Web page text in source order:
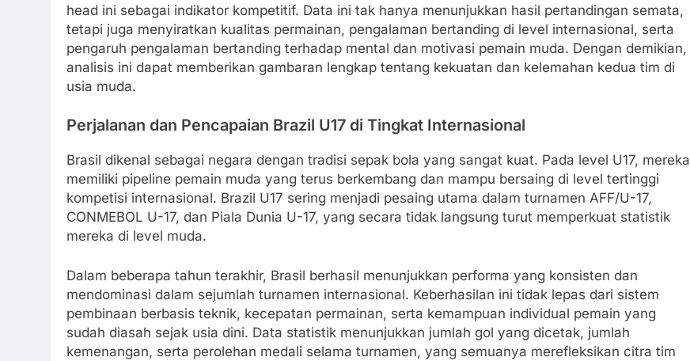
head ini sebagai indikator kompetitif. Data ini tak hanya menunjukkan hasil pertandingan semata,
tetapi juga menyiratkan kualitas permainan, pengalaman bertanding di level internasional, serta
pengaruh pengalaman bertanding terhadap mental dan motivasi pemain muda. Dengan demikian,
analisis ini dapat memberikan gambaran lengkap tentang kekuatan dan kelemahan kedua tim di
usia muda.
Perjalanan dan Pencapaian Brazil U17 di Tingkat Internasional
Brasil dikenal sebagai negara dengan tradisi sepak bola yang sangat kuat. Pada level U17, mereka
memiliki pipeline pemain muda yang terus berkembang dan mampu bersaing di level tertinggi
kompetisi internasional. Brazil U17 sering menjadi pesaing utama dalam turnamen AFF/U-17,
CONMEBOL U-17, dan Piala Dunia U-17, yang secara tidak langsung turut memperkuat statistik
mereka di level muda.
Dalam beberapa tahun terakhir, Brasil berhasil menunjukkan performa yang konsisten dan
mendominasi dalam sejumlah turnamen internasional. Keberhasilan ini tidak lepas dari sistem
pembinaan berbasis teknik, kecepatan permainan, serta kemampuan individual pemain yang
sudah diasah sejak usia dini. Data statistik menunjukkan jumlah gol yang dicetak, jumlah
kemenangan, serta perolehan medali selama turnamen, yang semuanya merefleksikan citra tim